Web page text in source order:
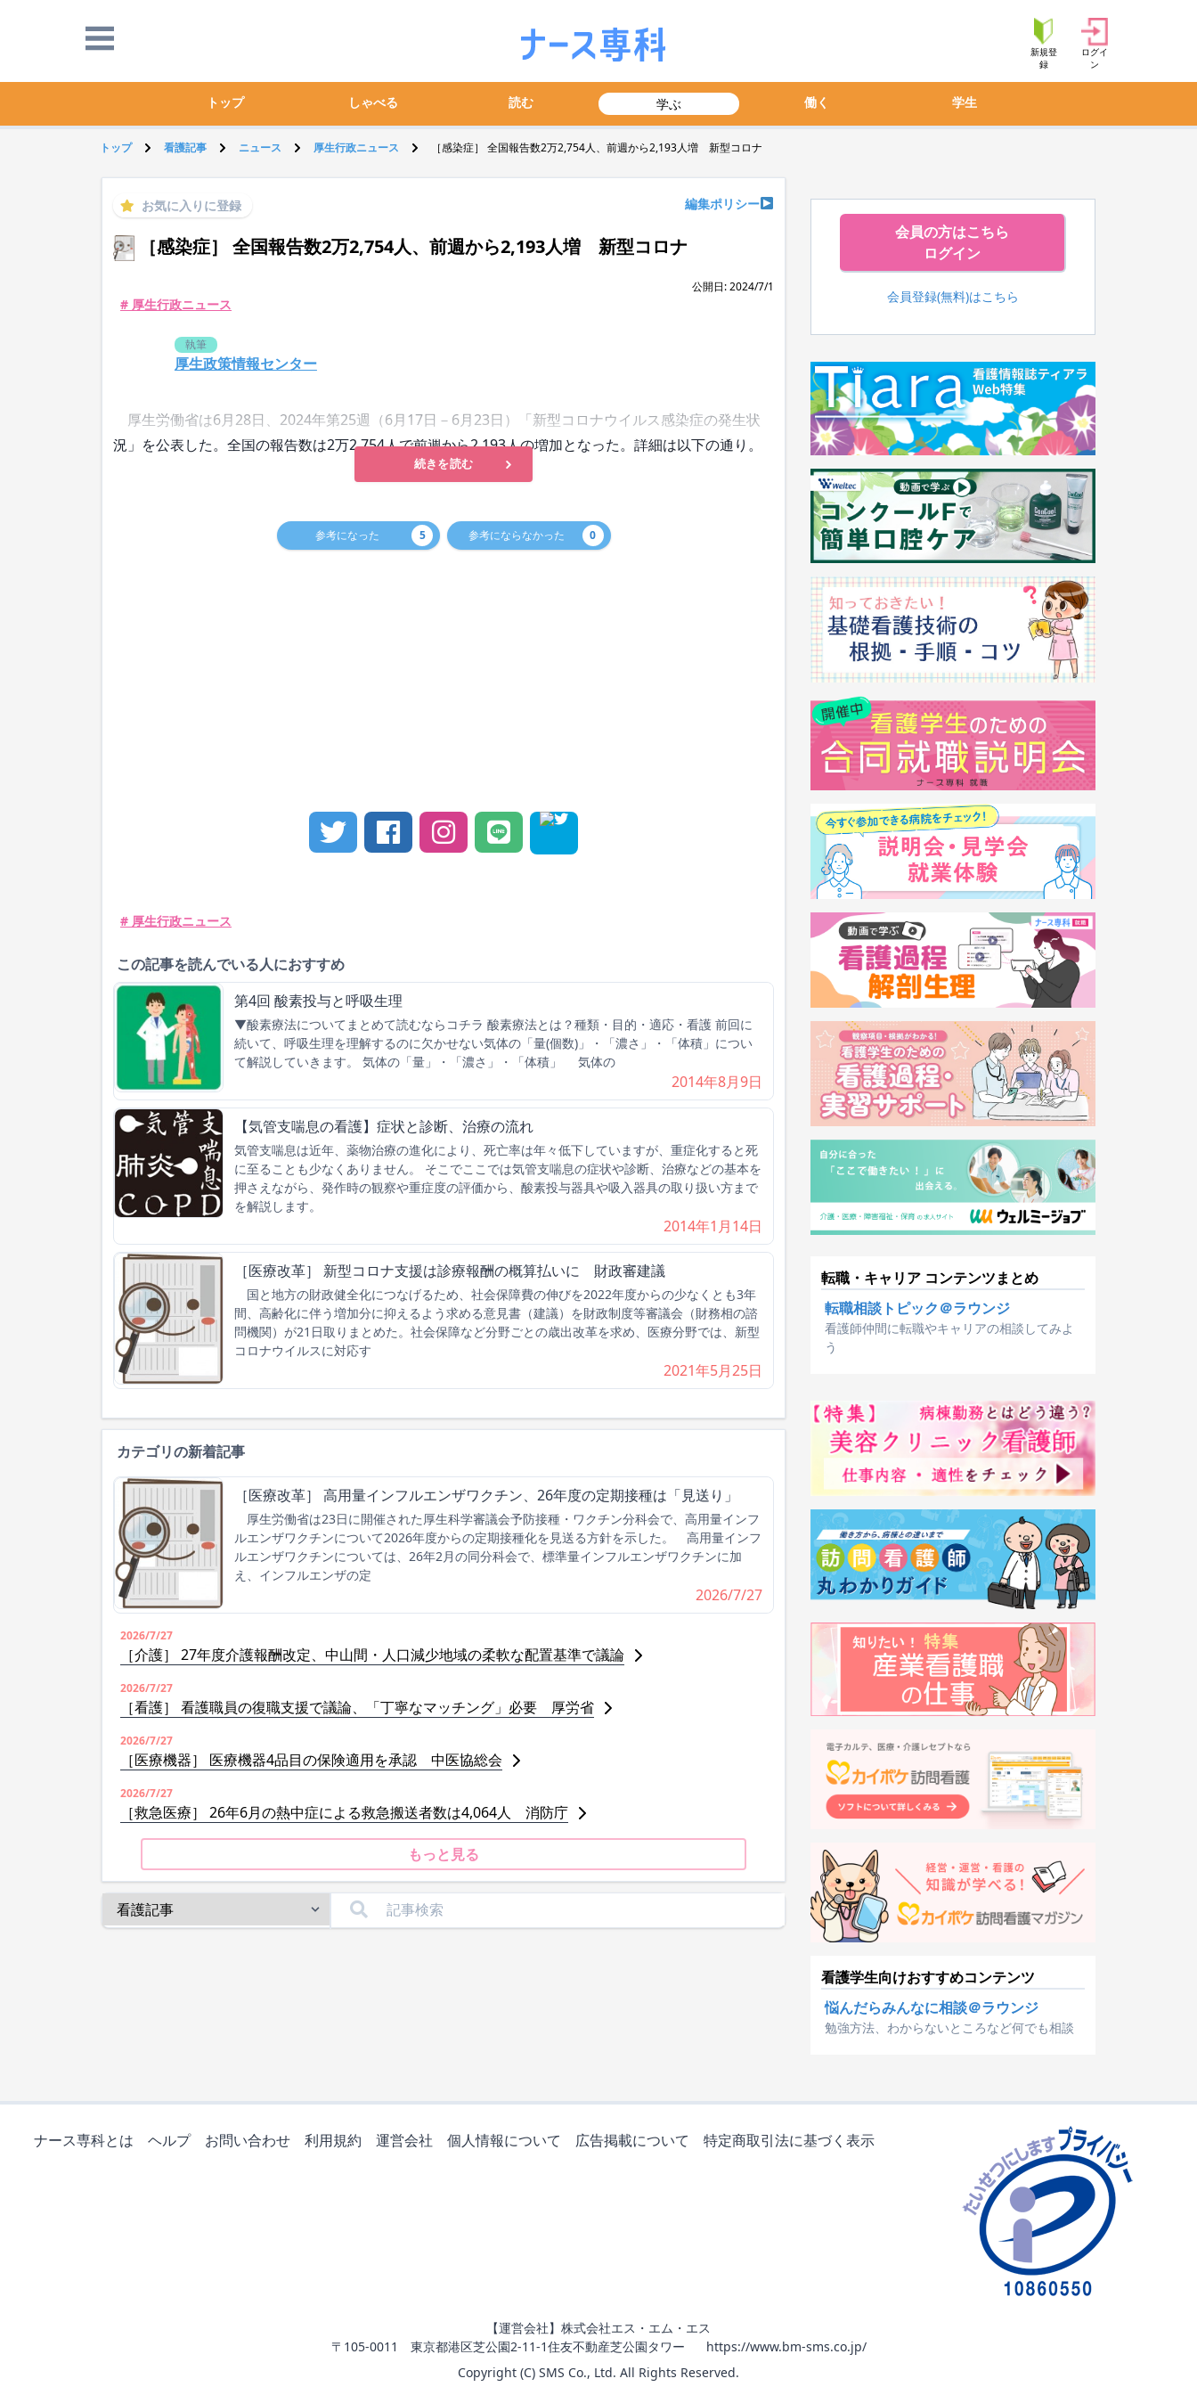
新規登
録
ログイ
ン
トップ しゃべる 読む 学ぶ 働く 学生
トップ 看護記事 ニュース 厚生行政ニュース ［感染症］ 全国報告数2万2,754人、前週から2,193人増 新型コロナ
お気に入りに登録 編集ポリシー
［感染症］ 全国報告数2万2,754人、前週から2,193人増 新型コロナ
公開日: 2024/7/1
# 厚生行政ニュース
執筆
厚生政策情報センター
厚生労働省は6月28日、2024年第25週（6月17日－6月23日）「新型コロナウイルス感染症の発生状
況」を公表した。全国の報告数は2万2,754人で前週から2,193人の増加となった。詳細は以下の通り。
続きを読む
参考になった 5 参考にならなかった 0
# 厚生行政ニュース
この記事を読んでいる人におすすめ
第4回 酸素投与と呼吸生理
▼酸素療法についてまとめて読むならコチラ 酸素療法とは？種類・目的・適応・看護 前回に
続いて、呼吸生理を理解するのに欠かせない気体の「量(個数)」・「濃さ」・「体積」につい
て解説していきます。 気体の「量」・「濃さ」・「体積」 気体の
2014年8月9日
【気管支喘息の看護】症状と診断、治療の流れ
気管支喘息は近年、薬物治療の進化により、死亡率は年々低下していますが、重症化すると死
に至ることも少なくありません。 そこでここでは気管支喘息の症状や診断、治療などの基本を
押さえながら、発作時の観察や重症度の評価から、酸素投与器具や吸入器具の取り扱い方まで
を解説します。
2014年1月14日
［医療改革］ 新型コロナ支援は診療報酬の概算払いに 財政審建議
国と地方の財政健全化につなげるため、社会保障費の伸びを2022年度からの少なくとも3年
間、高齢化に伴う増加分に抑えるよう求める意見書（建議）を財政制度等審議会（財務相の諮
問機関）が21日取りまとめた。社会保障など分野ごとの歳出改革を求め、医療分野では、新型
コロナウイルスに対応す
2021年5月25日
カテゴリの新着記事
［医療改革］ 高用量インフルエンザワクチン、26年度の定期接種は「見送り」
厚生労働省は23日に開催された厚生科学審議会予防接種・ワクチン分科会で、高用量インフ
ルエンザワクチンについて2026年度からの定期接種化を見送る方針を示した。 高用量インフ
ルエンザワクチンについては、26年2月の同分科会で、標準量インフルエンザワクチンに加
え、インフルエンザの定
2026/7/27
2026/7/27
［介護］ 27年度介護報酬改定、中山間・人口減少地域の柔軟な配置基準で議論
2026/7/27
［看護］ 看護職員の復職支援で議論、「丁寧なマッチング」必要 厚労省
2026/7/27
［医療機器］ 医療機器4品目の保険適用を承認 中医協総会
2026/7/27
［救急医療］ 26年6月の熱中症による救急搬送者数は4,064人 消防庁
もっと見る
会員の方はこちら
ログイン
会員登録(無料)はこちら
転職・キャリア コンテンツまとめ
転職相談トピック＠ラウンジ
看護師仲間に転職やキャリアの相談してみよ
う
看護学生向けおすすめコンテンツ
悩んだらみんなに相談＠ラウンジ
勉強方法、わからないところなど何でも相談
ナース専科とは ヘルプ お問い合わせ 利用規約 運営会社 個人情報について 広告掲載について 特定商取引法に基づく表示
【運営会社】株式会社エス・エム・エス
〒105-0011 東京都港区芝公園2-11-1住友不動産芝公園タワー
https://www.bm-sms.co.jp/
Copyright (C) SMS Co., Ltd. All Rights Reserved.